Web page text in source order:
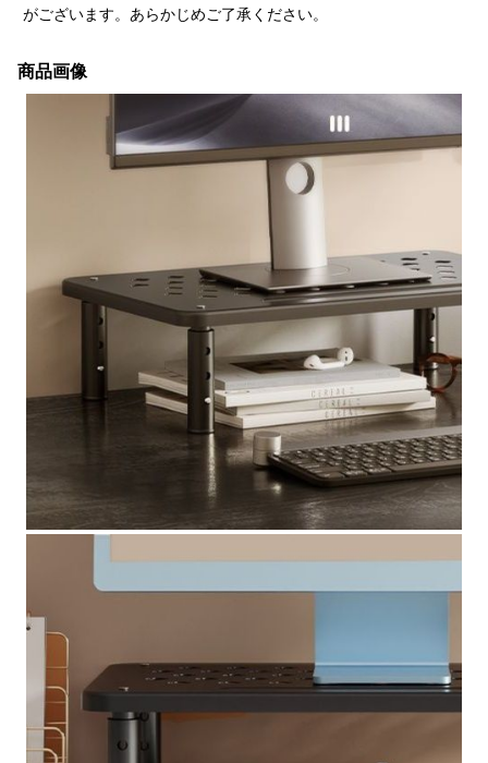
がございます。あらかじめご了承ください。
商品画像